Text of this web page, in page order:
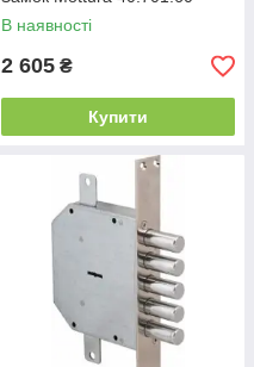
В наявності
2 605 ₴
Купити